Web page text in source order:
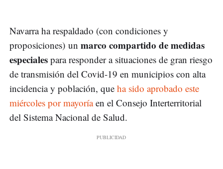
Navarra ha respaldado (con condiciones y
proposiciones) un marco compartido de medidas
especiales para responder a situaciones de gran riesgo
de transmisión del Covid-19 en municipios con alta
incidencia y población, que ha sido aprobado este
miércoles por mayoríaen el Consejo Interterritorial
del Sistema Nacional de Salud.